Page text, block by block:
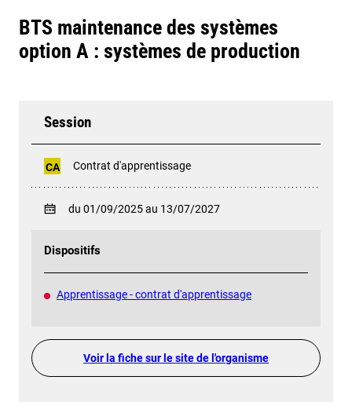
BTS maintenance des systèmes
option A : systèmes de production
Session
CA Contrat d'apprentissage
du 01/09/2025 au 13/07/2027
Dispositifs
Apprentissage - contrat d'apprentissage
Voir la fiche sur le site de l'organisme